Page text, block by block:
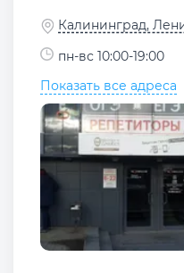
Калининград,
пн-вс 10:00-19:00
Показать все адреса